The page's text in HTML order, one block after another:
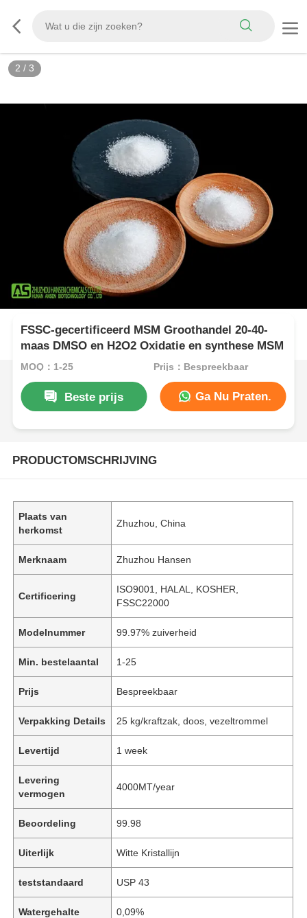
2 / 3
FSSC-gecertificeerd MSM Groothandel 20-40-
maas DMSO en H2O2 Oxidatie en synthese MSM
MOQ：1-25 Prijs：Bespreekbaar
Beste prijs Ga Nu Praten.
PRODUCTOMSCHRIJVING
Plaats van
herkomst
Zhuzhou, China
Merknaam Zhuzhou Hansen
Certificering
ISO9001, HALAL, KOSHER,
FSSC22000
Modelnummer 99.97% zuiverheid
Min. bestelaantal 1-25
Prijs Bespreekbaar
Verpakking Details 25 kg/kraftzak, doos, vezeltrommel
Levertijd 1 week
Levering
vermogen
4000MT/year
Beoordeling 99.98
Uiterlijk Witte Kristallijn
teststandaard USP 43
Watergehalte 0,09%